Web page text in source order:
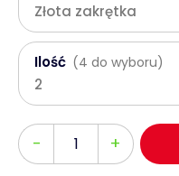
Złota zakrętka
Ilość (4 do wyboru)
2
-
Ilość +